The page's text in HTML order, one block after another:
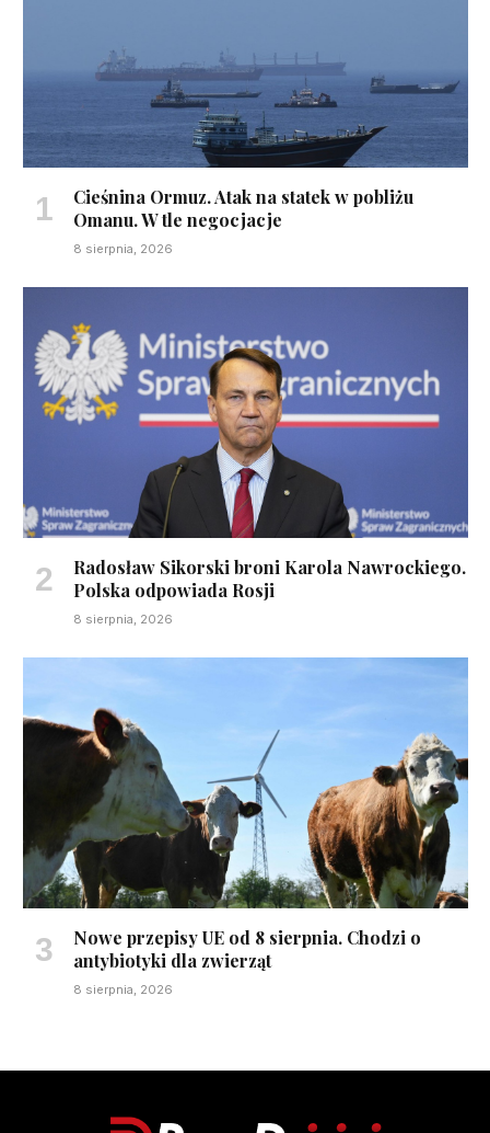
Cieśnina Ormuz. Atak na statek w pobliżu
Omanu. W tle negocjacje
8 sierpnia, 2026
Radosław Sikorski broni Karola Nawrockiego.
Polska odpowiada Rosji
8 sierpnia, 2026
Nowe przepisy UE od 8 sierpnia. Chodzi o
antybiotyki dla zwierząt
8 sierpnia, 2026